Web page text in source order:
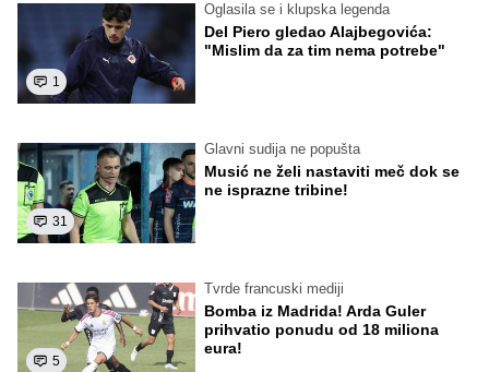
1
Oglasila se i klupska legenda
Del Piero gledao Alajbegovića:
"Mislim da za tim nema potrebe"
31
Glavni sudija ne popušta
Musić ne želi nastaviti meč dok se
ne isprazne tribine!
5
Tvrde francuski mediji
Bomba iz Madrida! Arda Guler
prihvatio ponudu od 18 miliona
eura!